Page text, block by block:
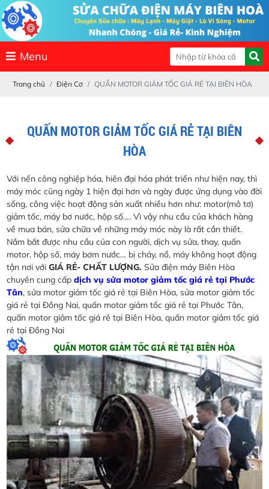
Menu
Trang chủ Điện Cơ QUẤN MOTOR GIẢM TỐC GIÁ RẺ TẠI BIÊN HÒA
QUẤN MOTOR GIẢM TỐC GIÁ RẺ TẠI BIÊN
HÒA
Với nền công nghiệp hóa, hiên đại hóa phát triển như hiện nay, thì
máy móc cũng ngày 1 hiện đại hơn và ngày được ứng dụng vào đời
sống, công việc hoạt động sản xuất nhiều hơn như: motor(mô tơ)
giảm tốc, máy bơ nước, hộp số…. Vì vậy nhu cầu của khách hàng
về mua bán, sửa chữa về những máy móc này là rất cần thiết.
Nắm bắt được nhu cầu của con người, dịch vụ sửa, thay, quấn
motor, hộp số, máy bơm nước… bị cháy, nổ, máy không hoạt động
tận nơi vớiGIÁ RẺ- CHẤT LƯỢNG.Sửa điện máy Biên Hòa
chuyên cung cấpdịch vụ sửa motor giảm tốc giá rẻ tại Phước
Tân, sửa motor giảm tốc giá rẻ tại Biên Hòa, sửa motor giảm tốc
giá rẻ tại Đồng Nai, quấn motor giảm tốc giá rẻ tại Phước Tân,
quấn motor giảm tốc giá rẻ tại Biên Hòa, quấn motor giảm tốc giá
rẻ tại Đồng Nai